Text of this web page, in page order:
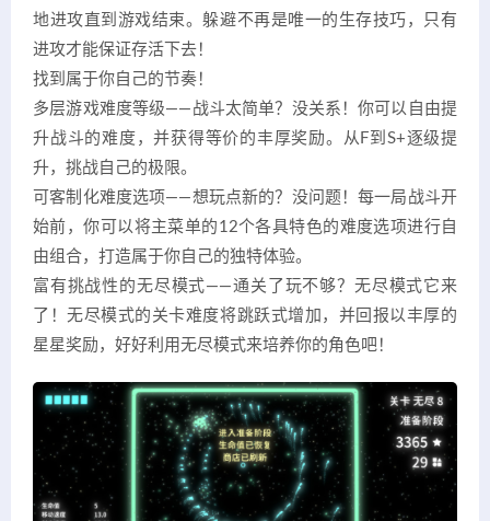
地进攻直到游戏结束。躲避不再是唯一的生存技巧，只有
进攻才能保证存活下去！
找到属于你自己的节奏！
多层游戏难度等级——战斗太简单？没关系！你可以自由提
升战斗的难度，并获得等价的丰厚奖励。从F到S+逐级提
升，挑战自己的极限。
可客制化难度选项——想玩点新的？没问题！每一局战斗开
始前，你可以将主菜单的12个各具特色的难度选项进行自
由组合，打造属于你自己的独特体验。
富有挑战性的无尽模式——通关了玩不够？无尽模式它来
了！无尽模式的关卡难度将跳跃式增加，并回报以丰厚的
星星奖励，好好利用无尽模式来培养你的角色吧！